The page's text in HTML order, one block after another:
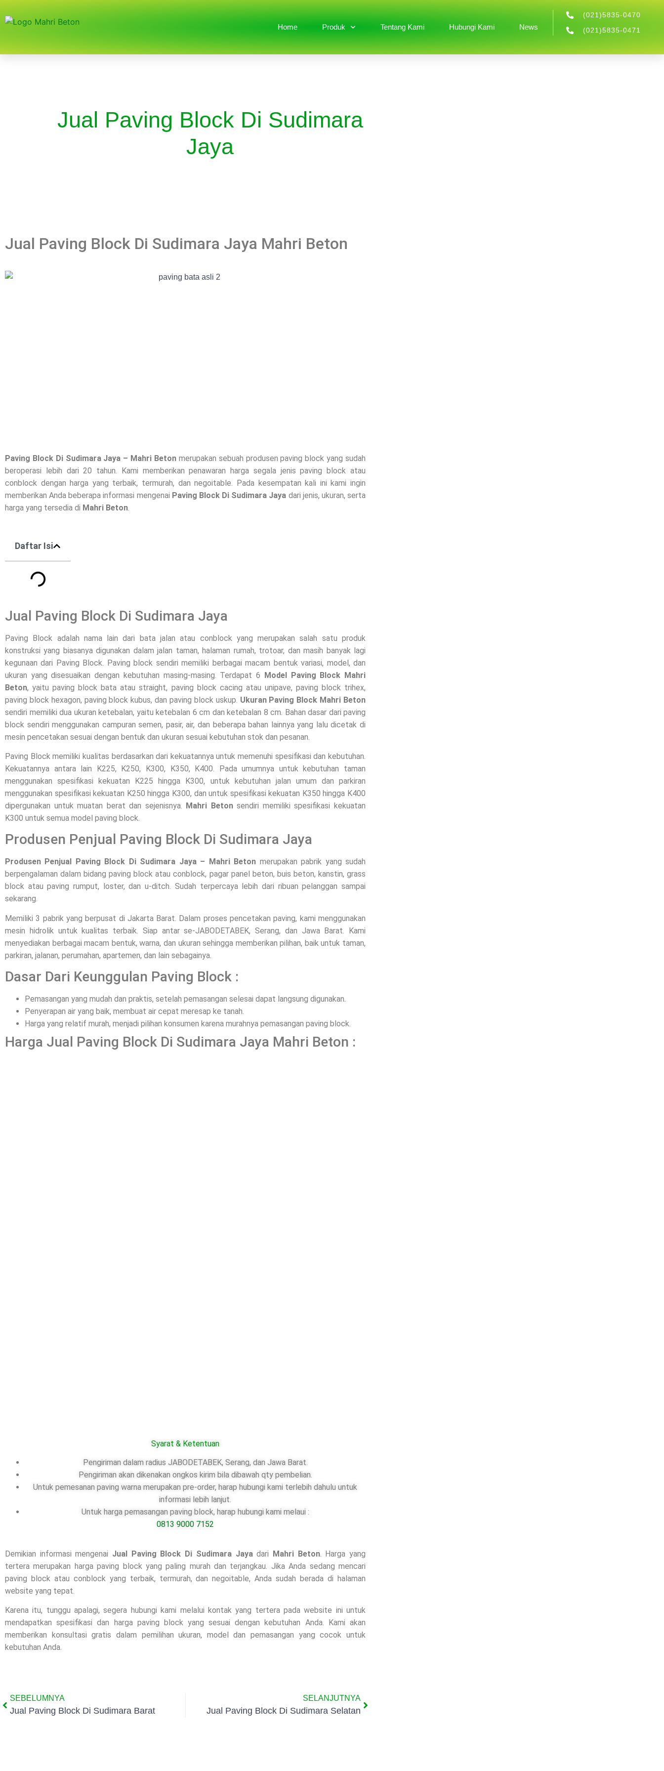
Home Produk Tentang Kami Hubungi Kami News
(021)5835-0470
(021)5835-0471
Jual Paving Block Di Sudimara
Jaya
Jual Paving Block Di Sudimara Jaya Mahri Beton
Paving Block Di Sudimara Jaya – Mahri Beton merupakan sebuah produsen paving block yang sudah
beroperasi lebih dari 20 tahun. Kami memberikan penawaran harga segala jenis paving block atau
conblock dengan harga yang terbaik, termurah, dan negoitable. Pada kesempatan kali ini kami ingin
memberikan Anda beberapa informasi mengenai Paving Block Di Sudimara Jaya dari jenis, ukuran, serta
harga yang tersedia di Mahri Beton
Daftar Isi
Jual Paving Block Di Sudimara Jaya
Paving Block adalah nama lain dari bata jalan atau conblock yang merupakan salah satu produk
konstruksi yang biasanya digunakan dalam jalan taman, halaman rumah, trotoar, dan masih banyak lagi
kegunaan dari Paving Block. Paving block sendiri memiliki berbagai macam bentuk variasi, model, dan
ukuran yang disesuaikan dengan kebutuhan masing-masing. Terdapat 6 Model Paving Block Mahri
Beton, yaitu paving block bata atau straight, paving block cacing atau unipave, paving block trihex,
paving block hexagon, paving block kubus, dan paving block uskup. Ukuran Paving Block Mahri Beton
sendiri memiliki dua ukuran ketebalan, yaitu ketebalan 6 cm dan ketebalan 8 cm. Bahan dasar dari paving
block sendiri menggunakan campuran semen, pasir, air, dan beberapa bahan lainnya yang lalu dicetak di
mesin pencetakan sesuai dengan bentuk dan ukuran sesuai kebutuhan stok dan pesanan.
Paving Block memiliki kualitas berdasarkan dari kekuatannya untuk memenuhi spesifikasi dan kebutuhan.
Kekuatannya antara lain K225, K250, K300, K350, K400. Pada umumnya untuk kebutuhan taman
menggunakan spesifikasi kekuatan K225 hingga K300, untuk kebutuhan jalan umum dan parkiran
menggunakan spesifikasi kekuatan K250 hingga K300, dan untuk spesifikasi kekuatan K350 hingga K400
dipergunakan untuk muatan berat dan sejenisnya. Mahri Betonsendiri memiliki spesifikasi kekuatan
K300 untuk semua model paving block.
Produsen Penjual Paving Block Di Sudimara Jaya
Produsen Penjual Paving Block Di Sudimara Jaya – Mahri Beton merupakan pabrik yang sudah
berpengalaman dalam bidang paving block atau conblock, pagar panel beton, buis beton, kanstin, grass
block atau paving rumput, loster, dan u-ditch. Sudah terpercaya lebih dari ribuan pelanggan sampai
sekarang.
Memiliki 3 pabrik yang berpusat di Jakarta Barat. Dalam proses pencetakan paving, kami menggunakan
mesin hidrolik untuk kualitas terbaik. Siap antar se-JABODETABEK, Serang, dan Jawa Barat. Kami
menyediakan berbagai macam bentuk, warna, dan ukuran sehingga memberikan pilihan, baik untuk taman,
parkiran, jalanan, perumahan, apartemen, dan lain sebagainya.
Dasar Dari Keunggulan Paving Block :
Pemasangan yang mudah dan praktis, setelah pemasangan selesai dapat langsung digunakan.
Penyerapan air yang baik, membuat air cepat meresap ke tanah.
Harga yang relatif murah, menjadi pilihan konsumen karena murahnya pemasangan paving block.
Harga Jual Paving Block Di Sudimara Jaya Mahri Beton :
Syarat & Ketentuan
Pengiriman dalam radius JABODETABEK, Serang, dan Jawa Barat.
Pengiriman akan dikenakan ongkos kirim bila dibawah qty pembelian.
Untuk pemesanan paving warna merupakan pre-order, harap hubungi kami terlebih dahulu untuk
informasi lebih lanjut.
Untuk harga pemasangan paving block, harap hubungi kami melaui :
0813 9000 7152
Demikian informasi mengenai Jual Paving Block Di Sudimara Jayadari Mahri Beton. Harga yang
tertera merupakan harga paving block yang paling murah dan terjangkau. Jika Anda sedang mencari
paving block atau conblock yang terbaik, termurah, dan negoitable, Anda sudah berada di halaman
website yang tepat.
Karena itu, tunggu apalagi, segera hubungi kami melalui kontak yang tertera pada website ini untuk
mendapatkan spesifikasi dan harga paving block yang sesuai dengan kebutuhan Anda. Kami akan
memberikan konsultasi gratis dalam pemilihan ukuran, model dan pemasangan yang cocok untuk
kebutuhan Anda.
SEBELUMNYA
Jual Paving Block Di Sudimara Barat
SELANJUTNYA
Jual Paving Block Di Sudimara Selatan